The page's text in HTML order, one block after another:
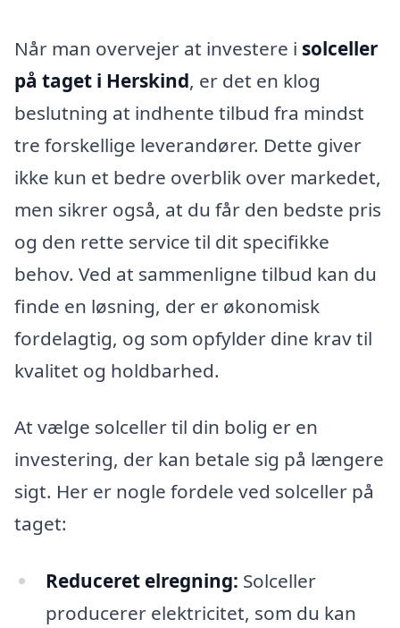
Når man overvejer at investere i solceller
på taget i Herskind, er det en klog
beslutning at indhente tilbud fra mindst
tre forskellige leverandører. Dette giver
ikke kun et bedre overblik over markedet,
men sikrer også, at du får den bedste pris
og den rette service til dit specifikke
behov. Ved at sammenligne tilbud kan du
finde en løsning, der er økonomisk
fordelagtig, og som opfylder dine krav til
kvalitet og holdbarhed.
At vælge solceller til din bolig er en
investering, der kan betale sig på længere
sigt. Her er nogle fordele ved solceller på
taget:
Reduceret elregning: Solceller
producerer elektricitet, som du kan